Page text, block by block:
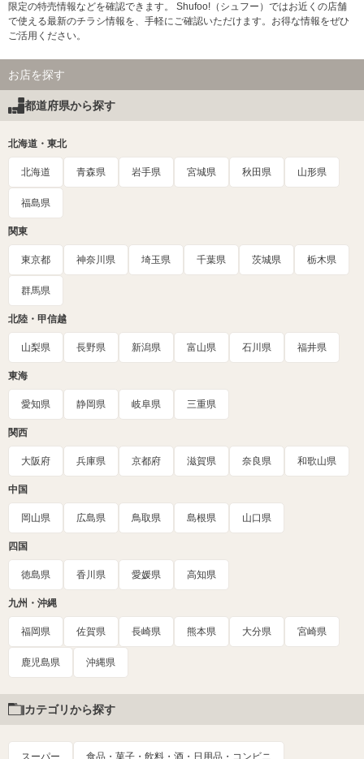
限定の特売情報などを確認できます。 Shufoo!（シュフー）ではお近くの店舗
で使える最新のチラシ情報を、手軽にご確認いただけます。お得な情報をぜひ
ご活用ください。
お店を探す
都道府県から探す
北海道・東北
北海道 青森県 岩手県 宮城県 秋田県 山形県
福島県
関東
東京都 神奈川県 埼玉県 千葉県 茨城県 栃木県
群馬県
北陸・甲信越
山梨県 長野県 新潟県 富山県 石川県 福井県
東海
愛知県 静岡県 岐阜県 三重県
関西
大阪府 兵庫県 京都府 滋賀県 奈良県 和歌山県
中国
岡山県 広島県 鳥取県 島根県 山口県
四国
徳島県 香川県 愛媛県 高知県
九州・沖縄
福岡県 佐賀県 長崎県 熊本県 大分県 宮崎県
鹿児島県 沖縄県
カテゴリから探す
スーパー 食品・菓子・飲料・酒・日用品・コンビニ